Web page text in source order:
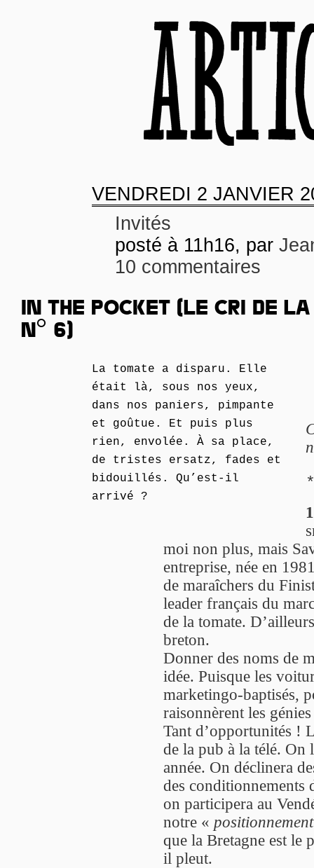
VENDREDI 2 JANVIER
Invités
posté à 11h16, par
10 commentaires
IN THE POCKET (LE CRI DE
N° 6)
La tomate a disparu. Elle
était là, sous nos yeux,
dans nos paniers, pimpante
et goûtue. Et puis plus
rien, envolée. À sa place,
de tristes ersatz, fades et
bidouillés. Qu’est-il
arrivé ?
moi non plus, mais
entreprise, née en
de maraîchers du
leader français du
de la tomate.
breton.
Donner des noms de
idée. Puisque les
marketingo-baptisés,
raisonnèrent les
Tant d’opportunités !
de la pub à la télé. On
année. On déclinera
des conditionnements
on participera au
notre «
que la Bretagne est le
il pleut.